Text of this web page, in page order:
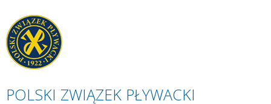
POLSKI ZWIĄZEK PŁYWACKI